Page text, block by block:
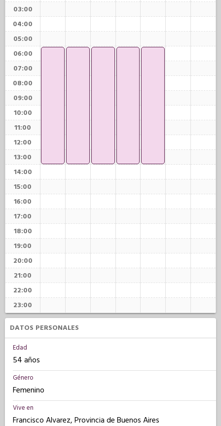
03:00
04:00
05:00
06:00
07:00
08:00
09:00
10:00
11:00
12:00
13:00
14:00
15:00
16:00
17:00
18:00
19:00
20:00
21:00
22:00
23:00
DATOS PERSONALES
Edad
54 años
Género
Femenino
Vive en
Francisco Alvarez, Provincia de Buenos Aires